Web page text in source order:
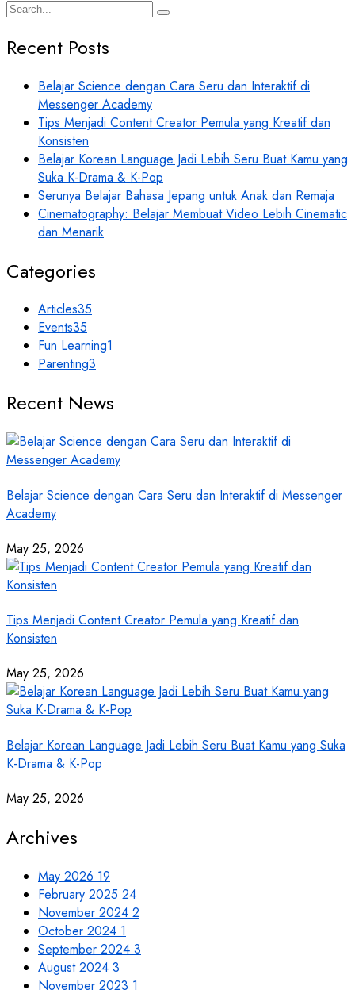
Recent Posts
Belajar Science dengan Cara Seru dan Interaktif di
Messenger Academy
Tips Menjadi Content Creator Pemula yang Kreatif dan
Konsisten
Belajar Korean Language Jadi Lebih Seru Buat Kamu yang
Suka K-Drama & K-Pop
Serunya Belajar Bahasa Jepang untuk Anak dan Remaja
Cinematography: Belajar Membuat Video Lebih Cinematic
dan Menarik
Categories
Articles35
Events35
Fun Learning1
Parenting3
Recent News
Belajar Science dengan Cara Seru dan Interaktif di Messenger
Academy
May 25, 2026
Tips Menjadi Content Creator Pemula yang Kreatif dan
Konsisten
May 25, 2026
Belajar Korean Language Jadi Lebih Seru Buat Kamu yang Suka
K-Drama & K-Pop
May 25, 2026
Archives
May 2026 19
February 2025 24
November 2024 2
October 2024 1
September 2024 3
August 2024 3
November 2023 1